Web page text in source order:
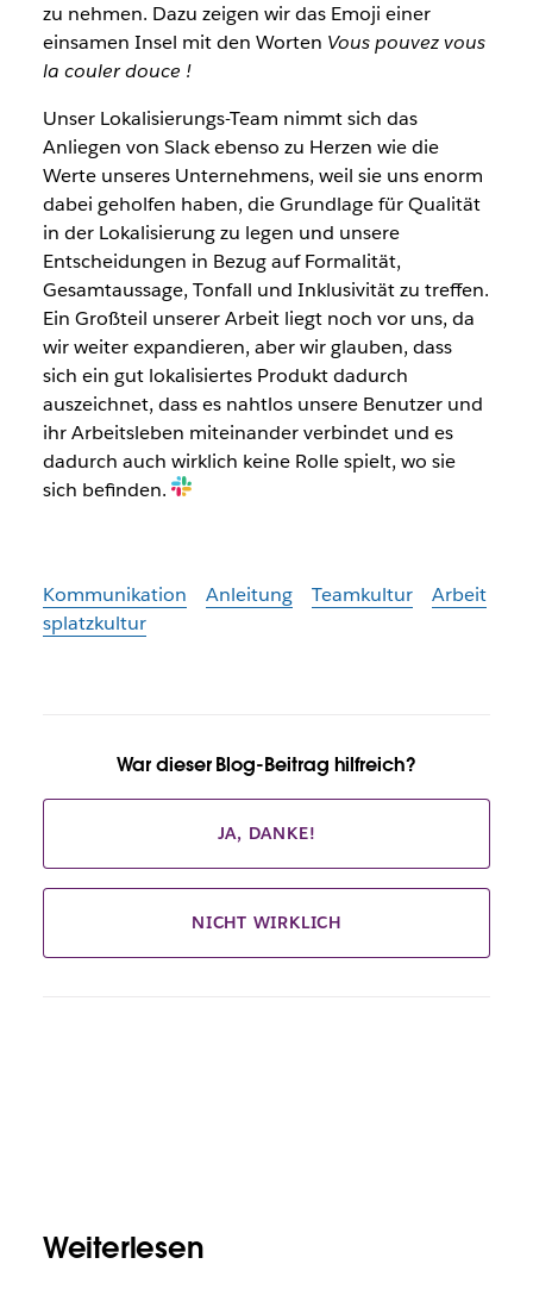
zu nehmen. Dazu zeigen wir das Emoji einer
einsamen Insel mit den Worten Vous pouvez vous
la couler douce !
Unser Lokalisierungs-Team nimmt sich das
Anliegen von Slack ebenso zu Herzen wie die
Werte unseres Unternehmens, weil sie uns enorm
dabei geholfen haben, die Grundlage für Qualität
in der Lokalisierung zu legen und unsere
Entscheidungen in Bezug auf Formalität,
Gesamtaussage, Tonfall und Inklusivität zu treffen.
Ein Großteil unserer Arbeit liegt noch vor uns, da
wir weiter expandieren, aber wir glauben, dass
sich ein gut lokalisiertes Produkt dadurch
auszeichnet, dass es nahtlos unsere Benutzer und
ihr Arbeitsleben miteinander verbindet und es
dadurch auch wirklich keine Rolle spielt, wo sie
sich befinden.
Kommunikation Anleitung Teamkultur
Arbeit
splatzkultur
War dieser Blog-Beitrag hilfreich?
JA, DANKE!
NICHT WIRKLICH
Weiterlesen